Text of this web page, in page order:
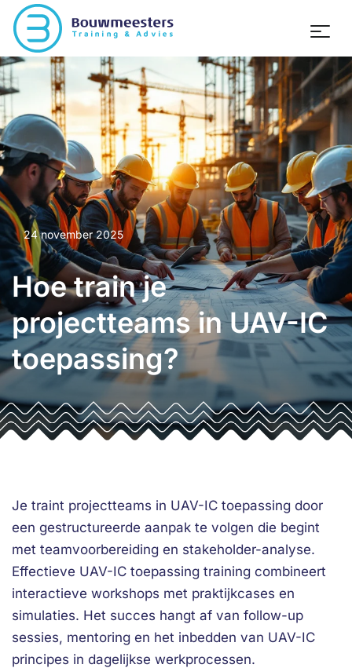
24 november 2025
Hoe train je
projectteams in UAV-IC
toepassing?
Je traint projectteams in UAV-IC toepassing door
een gestructureerde aanpak te volgen die begint
met teamvoorbereiding en stakeholder-analyse.
Effectieve UAV-IC toepassing training combineert
interactieve workshops met praktijkcases en
simulaties. Het succes hangt af van follow-up
sessies, mentoring en het inbedden van UAV-IC
principes in dagelijkse werkprocessen.